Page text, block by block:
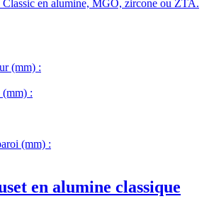
(mm) :
(mm) :
(mm) :
en alumine classique